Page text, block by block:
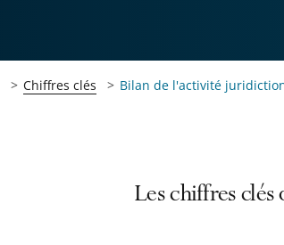
Chiffres clés Bilan de l'activité
Les chiffres